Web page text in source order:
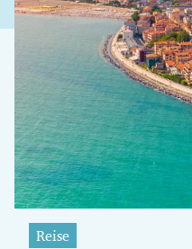
Untermenü
Untermenü
Untermenü
Untermenü
Untermenü
Reise